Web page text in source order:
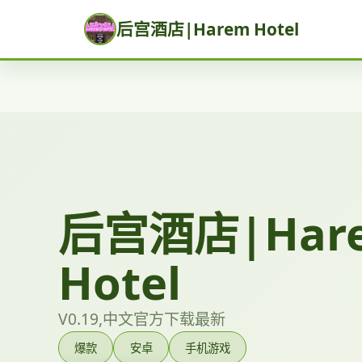
后宫酒店|Harem Hotel
后宫酒店
Hotel
V0.19,中文官方下载最新
爆款 安卓 手机游戏